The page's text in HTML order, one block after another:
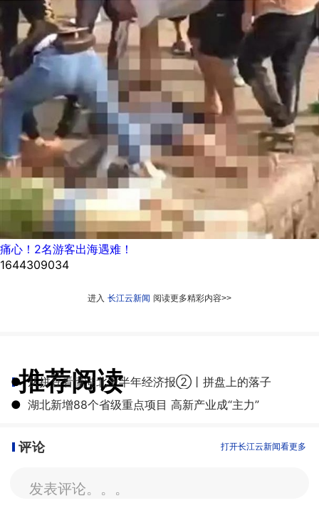
痛心！2名游客出海遇难！
1644309034
进入 长江云新闻 阅读更多精彩内容>>
推荐阅读
● 从拼豆看懂湖北上半年经济报②丨拼盘上的落子
● 湖北新增88个省级重点项目 高新产业成“主力”
评论 打开长江云新闻看更多
发表评论。。。